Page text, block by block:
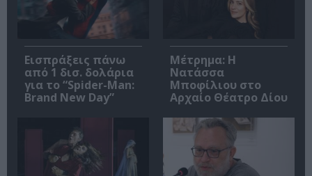
Εισπράξεις πάνω
από 1 δισ. δολάρια
για το “Spider-Man:
Brand New Day”
Μέτρημα: Η
Νατάσσα
Μποφίλιου στο
Αρχαίο Θέατρο Δίου